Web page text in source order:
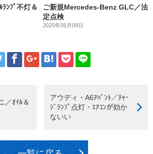
ﾗﾝﾌﾟ不灯＆
ご新規Mercedes-Benz GLC／法
定点検
2025年05月09日
／ｵｲﾙ＆
アウディ・A6ｱﾊﾞﾝﾄ／ﾁｬｰ
ｼﾞﾗﾝﾌﾟ点灯・ｴｱｺﾝが効か
ないい